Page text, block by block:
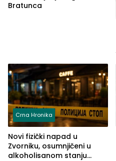
Bratunca
Crna Hronika
Novi fizički napad u
Zvorniku, osumnjičeni u
alkoholisanom stanju